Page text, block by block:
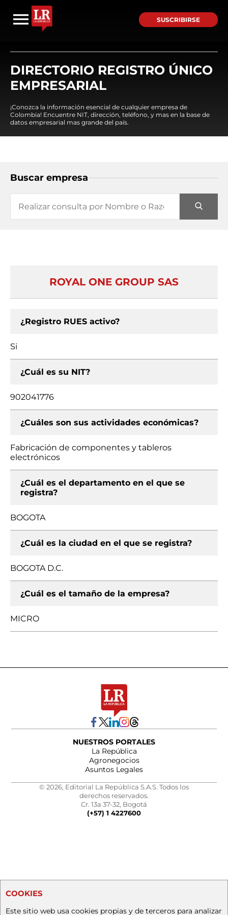
SUSCRIBIRSE
DIRECTORIO REGISTRO ÚNICO
EMPRESARIAL
¡Conozca la información esencial de cualquier empresa de
Colombia! Encuentre NIT, dirección, teléfono, y mas en la base de
datos empresarial mas grande del país.
Buscar empresa
ROYAL ONE GROUP SAS
¿Registro RUES activo?
Si
¿Cuál es su NIT?
902041776
¿Cuáles son sus actividades económicas?
Fabricación de componentes y tableros
electrónicos
¿Cuál es el departamento en el que se
registra?
BOGOTA
¿Cuál es la ciudad en el que se registra?
BOGOTA D.C.
¿Cuál es el tamaño de la empresa?
MICRO
NUESTROS PORTALES
La República
Agronegocios
Asuntos Legales
© 2026, Editorial La República S.A.S. Todos los
derechos reservados.
Cr. 13a 37-32, Bogotá
(+57) 1 4227600
COOKIES
Este sitio web usa cookies propias y de terceros para analizar